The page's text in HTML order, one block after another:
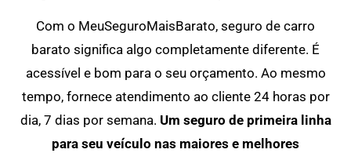
Com o MeuSeguroMaisBarato, seguro de carro
barato significa algo completamente diferente. É
acessível e bom para o seu orçamento. Ao mesmo
tempo, fornece atendimento ao cliente 24 horas por
dia, 7 dias por semana. Um seguro de primeira linha
para seu veículo nas maiores e melhores